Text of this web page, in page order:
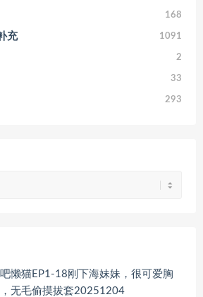
168
充 1091
2
33
293
懒猫EP1-18刚下海妹妹，很可爱胸
无毛偷摸拔套20251204